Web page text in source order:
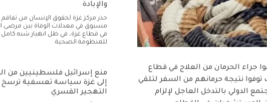
جراء الحرمان من العلاج في قطاع
نتيجة حرمانهم من السفر لتلقي
الماضية، مطالبا المجتمع الدولي بالتدخل العاجل لإلزام
والإبادة
حذر مركز غزة لحقوق الإنسان من تفاقم
مسبوق في معدلات الوفاة بين مرضى
في قطاع غزة، في ظل انهيار شبه كامل
للمنظومة الصحية
منع إسرائيل فلسطينيين من
إلى غزة سياسة تعسفية ترسخ
التهجير القسري